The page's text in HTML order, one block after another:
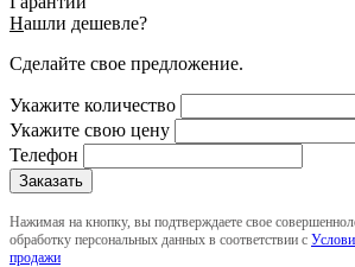
Нашли дешевле?
Сделайте свое предложение.
Укажите количество
Укажите свою цену
Телефон
Нажимая на кнопку, вы подтверждаете свое
обработку персональных данных в соответствии с
продажи